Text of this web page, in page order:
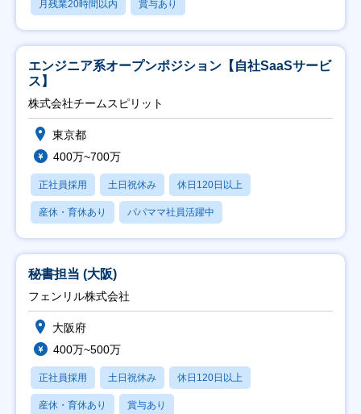
月残業20時間以内 賞与あり
エンジニア系オープンポジション【自社SaaSサービ
ス】
株式会社チームスピリット
東京都
400万~700万
正社員採用 土日祝休み 休日120日以上
産休・育休あり パパママ社員活躍中
秘書担当 (大阪)
フェンリル株式会社
大阪府
400万~500万
正社員採用 土日祝休み 休日120日以上
産休・育休あり 賞与あり